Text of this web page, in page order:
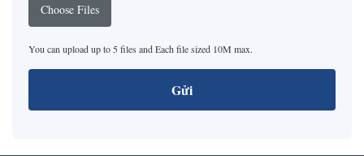
Choose Files
You can upload up to 5 files and Each file sized 10M max.
Gửi